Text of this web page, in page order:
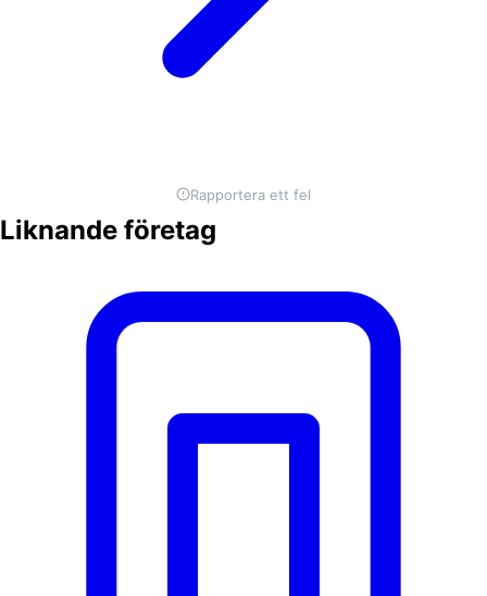
Rapportera ett fel
Liknande företag